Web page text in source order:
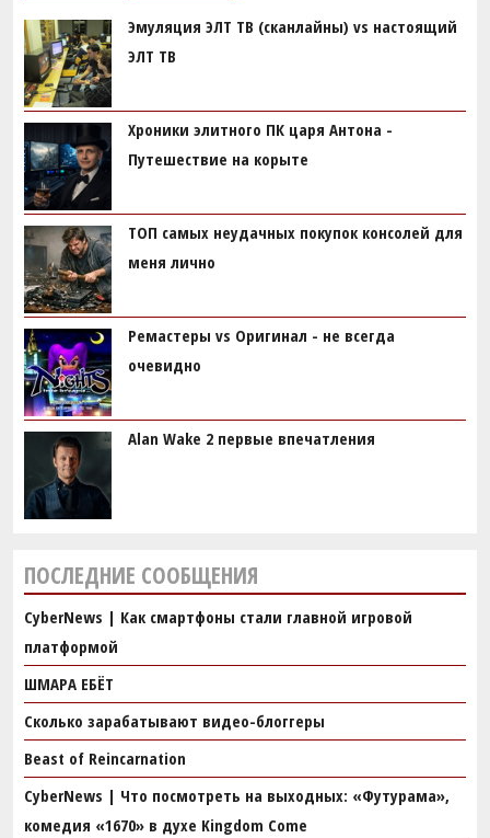
Эмуляция ЭЛТ ТВ (сканлайны) vs настоящий
ЭЛТ ТВ
Хроники элитного ПК царя Антона -
Путешествие на корыте
ТОП самых неудачных покупок консолей для
меня лично
Ремастеры vs Оригинал - не всегда
очевидно
Alan Wake 2 первые впечатления
ПОСЛЕДНИЕ СООБЩЕНИЯ
CyberNews | Как смартфоны стали главной игровой
платформой
ШМАРА ЕБЁТ
Сколько зарабатывают видео-блоггеры
Beast of Reincarnation
CyberNews | Что посмотреть на выходных: «Футурама»,
комедия «1670» в духе Kingdom Come